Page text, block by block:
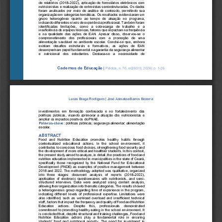
Cadernos de Educação | Pelotas, n. 70, e026013 , 2026 | p. 1 26
de relatórios (2018–2022), aplicação de formulários eletrônicos com
nutricionistas e realização de entrevistas semiestruturadas. Os dados
foram  analisados  por  meio  de  análise  de  conteúdo,  permitindo  sua
organização em categorias temáticas. Os resultados evidenciaram um
grupo  heterogêneo  quanto  ao  tempo  de  atuação
no  programa,
indicando diferentes níveis de experiência profissional. Também foram
identificadas  limitações,  como  a  sobrecarga  de  trabalho  e  a
insuficiência de equipes técnicas, fatores que impactam na frequência
e  na  qualidade  das  ações  de  EAN.  Apesar  disso,  observou se  o
comprometimento  dos  profissionais  com  a  promoção  de  uma
alimentação saudável no ambiente escolar. Conclui se que, embora
existam  desafios  estruturais  e  formativos,  as  ações  de  EAN
desempenham papel fundamental na garantia da segurança alimentar
e  nutricional  dos  estudantes.  Destaca -se  a  necessidade  de
Lucas Braga Rodrigues | José Arimatea Barros Bezerra
investimentos  em  formação  continuada  e  no  fortalecimento  das
políticas  públicas,  visando  aprimorar  a  atuação  dos  nutricionistas  e
ampliar os impactos positivos do PNAE.
Palavras chave: políticas públicas; segurança alimentar; alimentação
escolar.
ABSTRACT
Food  and  Nutrition  Education  promotes  healthy  habits  through
contextualized  educational  actions.  In  the  school  environment,  it
contributes to conscious food choices, strengthening food security and
the development of more critical and healthier students. In this context,
the present study aimed to analyze, in detail, the practices of food and
nutrition education implemented in municipalities in the state of Ceará,
specifically  those  recognized  by  the  National  Fund  for  Educational
Development (FNDE) as examples of positive management between
2018 and 2022. The methodology adopted was qualitative, organized
into  three  stages:  document  analysis  of  reports  (2018–2022),
application  of  electronic  questionnaires  with  nutritionists,  and  semi
structured  interviews.  Data  were  analyzed  using  content  analysis,
allowing their organization into thematic categories. The results showed
a heterogeneous group regarding time of experience in the program,
indicating  different  levels  of  professional  expertise.  Limitations  were
also  identified,  such  as  workload  overload  and  insufficient  technical
staff, factors that impact the frequency and quality of Food and Nutrition
Education   actions.   Despite   this,   professionals   demonstrated
commitment to promoting healthy eating in the school environment. It
is concluded that, despite structural and training challenges, Food and
Nutrition  Education  actions  play  a  fundamental  role  in  ensuring
students’  food  and  nutritional  security.  The  need  for  investment  in